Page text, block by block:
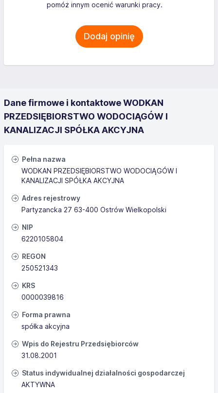
pomóż innym ocenić warunki pracy.
Dodaj opinię
Dane firmowe i kontaktowe WODKAN
PRZEDSIĘBIORSTWO WODOCIĄGÓW I
KANALIZACJI SPÓŁKA AKCYJNA
Pełna nazwa
WODKAN PRZEDSIĘBIORSTWO WODOCIĄGÓW I
KANALIZACJI SPÓŁKA AKCYJNA
Adres rejestrowy
Partyzancka 27 63-400 Ostrów Wielkopolski
NIP
6220105804
REGON
250521343
KRS
0000039816
Forma prawna
spółka akcyjna
Wpis do Rejestru Przedsiębiorców
31.08.2001
Status indywidualnej działalności gospodarczej
AKTYWNA